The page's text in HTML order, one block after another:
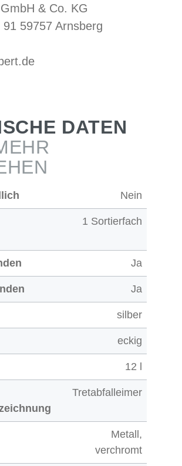
& Co. KG
91 59757 Arnsberg
DATEN
Nein
1 Sortierfach
Ja
Ja
silber
eckig
12 l
Tretabfalleimer
Metall,
verchromt